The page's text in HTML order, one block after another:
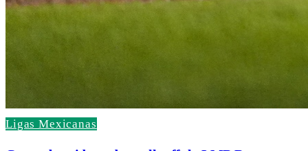
Ligas Mexicanas